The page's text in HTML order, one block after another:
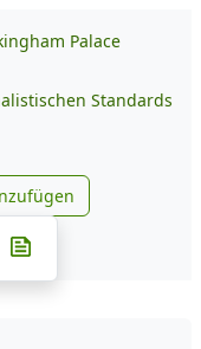
Palace
Standards
zu Google
Whatsapp
auf Telegram
teilen
auf X